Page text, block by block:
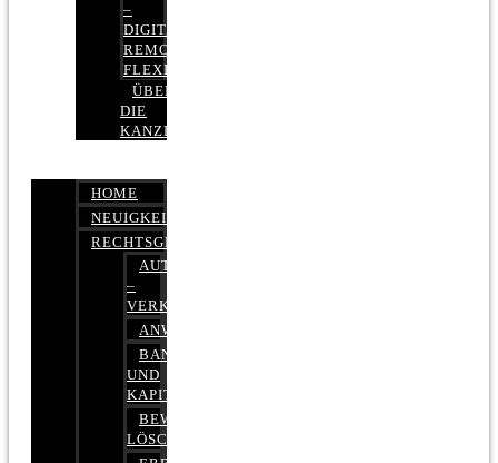
–
DIGITAL,
REMOTE,
FLEXIBEL
ÜBER
DIE
KANZLEI
HOME
NEUIGKEITEN
RECHTSGEBIETE
AUTOBETRUG
–
VERKEHRSRECHT
ANWALTSHAFTUNGSRECHT
BANK-
UND
KAPITALMARKTRECHT
BEWERTUNGEN
LÖSCHEN